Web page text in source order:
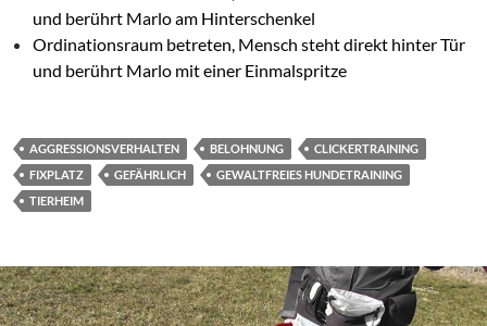
und berührt Marlo am Hinterschenkel
Ordinationsraum betreten, Mensch steht direkt hinter Tür
und berührt Marlo mit einer Einmalspritze
AGGRESSIONSVERHALTEN BELOHNUNG
CLICKERTRAINING
FIXPLATZ
GEFÄHRLICH
GEWALTFREIES HUNDETRAINING
TIERHEIM